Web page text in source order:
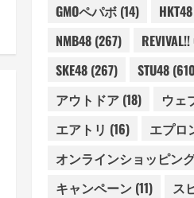
GMOペパボ(14) HKT48
NMB48(267)
SKE48(267) STU48
アウトドア(18) ウェ
エアトリ (16) エプロ
オンラインショッピン
キャンペーン(11) ス